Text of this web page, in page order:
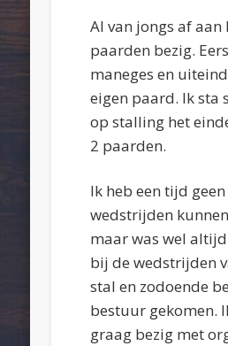
Al van jongs af aan
paarden bezig.
maneges en
eigen paard. Ik sta
op stalling het
2 paarden.
Ik heb een tijd geen
wedstrijden
maar was wel
bij de wedstrijden
stal en zodoende
bestuur gekomen.
graag bezig met